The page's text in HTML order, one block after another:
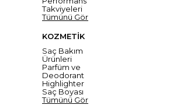
Takviyeleri
Tümünü Gör
KOZMETİK
Saç Bakım
Ürünleri
Parfüm ve
Deodorant
Highlighter
Saç Boyası
Tümünü Gör